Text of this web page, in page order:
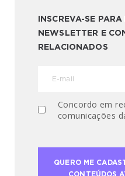
INSCREVA-SE
NEWSLETTER E
RELACIONADOS
Concordo em
comunicações